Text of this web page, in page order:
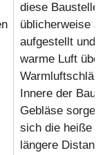
diese
üblicherweise
aufgestellt und
warme Luft über
Innere der
Gebläse
sich die heiße
längere